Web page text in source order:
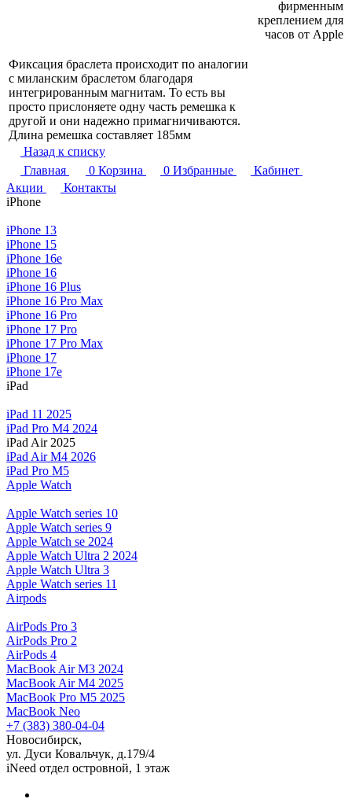
фирменным
креплением для
часов от Apple
Фиксация браслета происходит по аналогии
с миланским браслетом благодаря
интегрированным магнитам. То есть вы
просто прислоняете одну часть ремешка к
другой и они надежно примагничиваются.
Длина ремешка составляет 185мм
Назад к списку
Главная
0 Корзина 0 Избранные
Кабинет
Акции
Контакты
iPhone
iPhone 13
iPhone 15
iPhone 16e
iPhone 16
iPhone 16 Plus
iPhone 16 Pro Max
iPhone 16 Pro
iPhone 17 Pro
iPhone 17 Pro Max
iPhone 17
iPhone 17e
iPad
iPad 11 2025
iPad Pro M4 2024
iPad Air 2025
iPad Air M4 2026
iPad Pro M5
Apple Watch
Apple Watch series 10
Apple Watch series 9
Apple Watch se 2024
Apple Watch Ultra 2 2024
Apple Watch Ultra 3
Apple Watch series 11
Airpods
AirPods Pro 3
AirPods Pro 2
AirPods 4
MacBook Air M3 2024
MacBook Air M4 2025
MacBook Pro M5 2025
MacBook Neo
+7 (383) 380-04-04
Новосибирск,
ул. Дуси Ковальчук, д.179/4
iNeed отдел островной, 1 этаж